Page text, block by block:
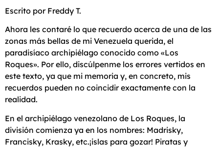
Escrito por Freddy T.
Ahora les contaré lo que recuerdo acerca de una de las
zonas más bellas de mi Venezuela querida, el
paradisíaco archipiélago conocido como «Los
Roques». Por ello, discúlpenme los errores vertidos en
este texto, ya que mi memoria y, en concreto, mis
recuerdos pueden no coincidir exactamente con la
realidad.
En el archipiélago venezolano de Los Roques, la
división comienza ya en los nombres: Madrisky,
Francisky, Krasky, etc.¡islas para gozar! Piratas y